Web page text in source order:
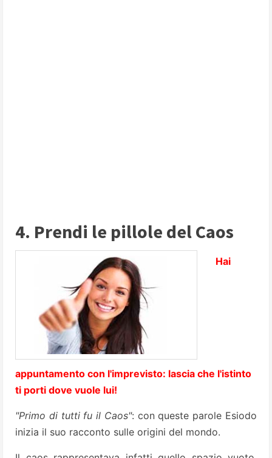
4. Prendi le pillole del Caos
Hai
appuntamento con l'imprevisto: lascia che l'istinto
ti porti dove vuole lui!
"Primo di tutti fu il Caos": con queste parole Esiodo
inizia il suo racconto sulle origini del mondo.